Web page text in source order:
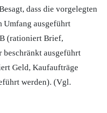
dass die vorgelegten
Umfang ausgeführt
(rationiert Brief,
beschränkt ausgeführt
Geld, Kaufaufträge
werden). (Vgl.